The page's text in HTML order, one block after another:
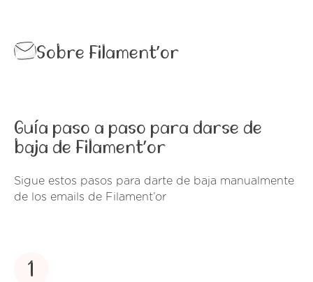
Sobre Filament’or
Guía paso a paso para darse de
baja de Filament’or
Sigue estos pasos para darte de baja manualmente
de los emails de Filament’or
1